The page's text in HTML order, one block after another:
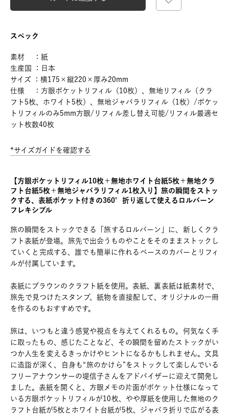
スペック
素材 ：紙
生産国 ：日本
サイズ ：横175×縦220×厚み20mm
仕様 ：方眼ポケットリフィル（10枚）、無地リフィル（クラ
フト5枚、ホワイト5枚）、無地ジャバラリフィル（1枚）/ポケッ
トリフィルのみ5mm方眼/リフィル差し替え可能/リフィル最適セ
ット枚数40枚
*サイズガイドを確認する
【方眼ポケットリフィル10枚＋無地ホワイト台紙5枚＋無地クラ
フト台紙5枚＋無地ジャバラリフィル1枚入り】旅の瞬間をストッ
クする、表紙ポケット付きの360°折り返して使えるロルバーン
フレキシブル
旅の瞬間をストックできる「旅するロルバーン」に、新しくクラ
フト表紙が登場。旅先で出会うものやことをそのままストックし
ていくと完成する、誰でも簡単に作れるベースのカバーとリフィ
ルが付属しています。
表紙にブラウンのクラフト紙を使用。表紙、裏表紙は紙素材で、
旅先で見つけたスタンプ、紙物を直接配して、オリジナルの一冊
を作るのもおすすめです。
旅は、いつもと違う感覚や視点を与えてくれるもの。何気なく手
に取ったもの、感じたことなど、その瞬間を留めたストックがい
つか人生を変えるきっかけやヒントになるかもしれません。文具
に造詣が深く、自身も“旅のかけら”をストックして楽しんでいる
フリーアナウンサーの堤信子さんをアドバイザーに迎えて開発し
ました。表紙を開くと、方眼メモの片面がポケット仕様になって
いる方眼ポケットリフィルが10枚、やや厚紙を使用した無地のク
ラフト台紙が5枚とホワイト台紙が5枚、ジャバラ折りで広がる表